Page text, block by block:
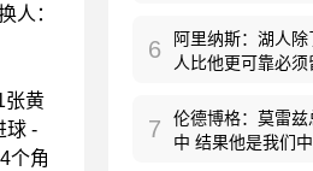
人：
张黄
球 -
个角
6
阿里纳斯：湖人
人比他更可靠必须
7
伦德博格：莫雷
中 结果他是我们